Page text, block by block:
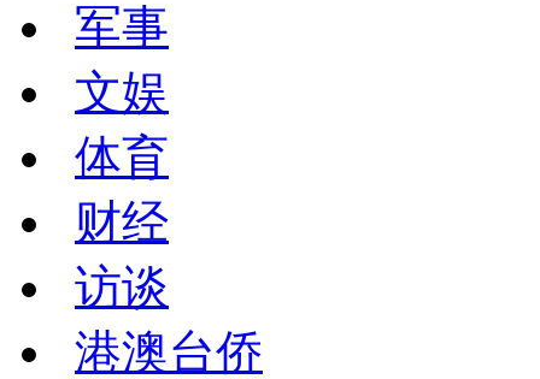
军事
文娱
体育
财经
访谈
港澳台侨